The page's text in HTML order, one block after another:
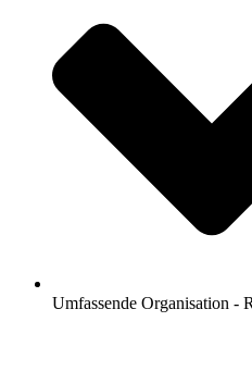
Umfassende Organisation -